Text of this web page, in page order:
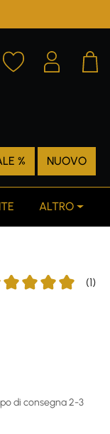
% NUOVO
ALTRO
(1)
di consegna 2-3